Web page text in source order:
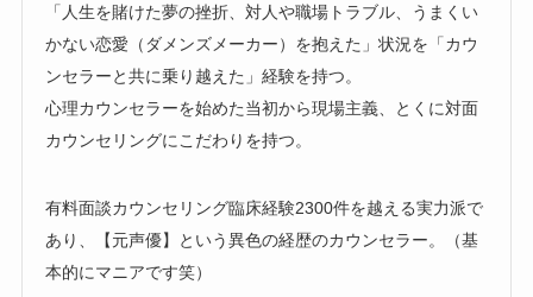
「人生を賭けた夢の挫折、対人や職場トラブル、うまくい
かない恋愛（ダメンズメーカー）を抱えた」状況を「カウ
ンセラーと共に乗り越えた」経験を持つ。
心理カウンセラーを始めた当初から現場主義、とくに対面
カウンセリングにこだわりを持つ。
有料面談カウンセリング臨床経験2300件を越える実力派で
あり、【元声優】という異色の経歴のカウンセラー。（基
本的にマニアです笑）